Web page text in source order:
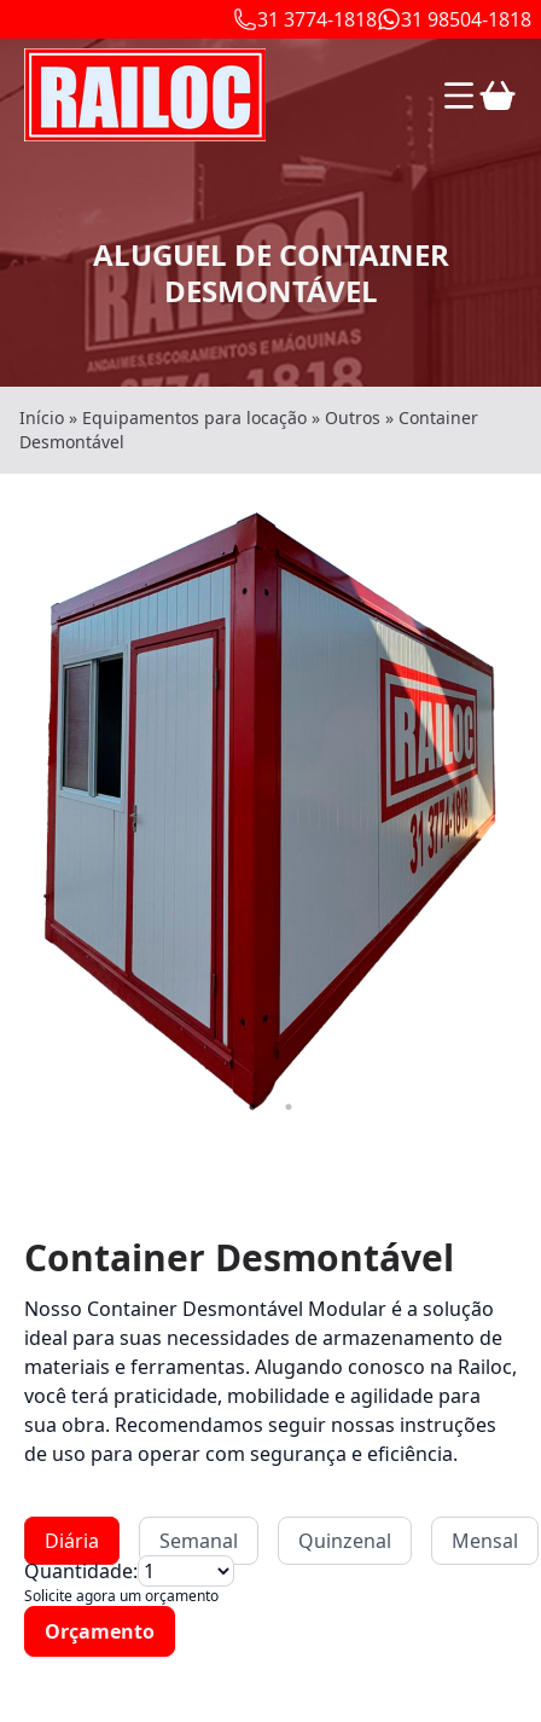
31 3774-1818 31 98504-1818
ALUGUEL DE CONTAINER
DESMONTÁVEL
Início » Equipamentos para locação » Outros » Container
Desmontável
Container Desmontável
Nosso Container Desmontável Modular é a solução
ideal para suas necessidades de armazenamento de
materiais e ferramentas. Alugando conosco na Railoc,
você terá praticidade, mobilidade e agilidade para
sua obra. Recomendamos seguir nossas instruções
de uso para operar com segurança e eficiência.
Diária Semanal Quinzenal
Mensal
Quantidade:
Solicite agora um orçamento
Orçamento